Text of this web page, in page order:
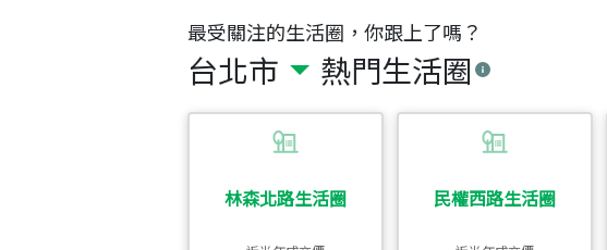
最受關注的生活圈，你跟上了嗎？
台北市 熱門生活圈
林森北路生活圈 民權西路生活圈